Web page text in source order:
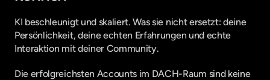
KI beschleunigt und skaliert. Was sie nicht ersetzt: deine
Persönlichkeit, deine echten Erfahrungen und echte
Interaktion mit deiner Community.
Die erfolgreichsten Accounts im DACH-Raum sind keine